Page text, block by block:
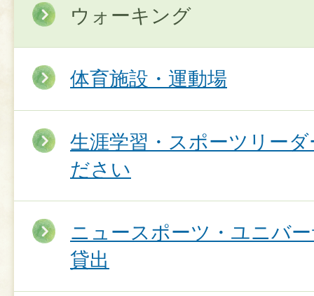
ウォーキング
体育施設・運動場
生涯学習・スポーツリー
ださい
ニュースポーツ・ユニバ
貸出